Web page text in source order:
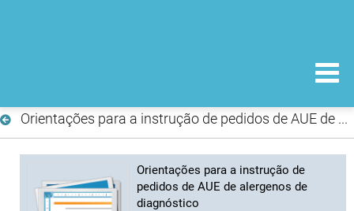
Orientações para a instrução de pedidos de AUE de alergenos de diagnóstico
Orientações para a instrução de
pedidos de AUE de alergenos de
diagnóstico